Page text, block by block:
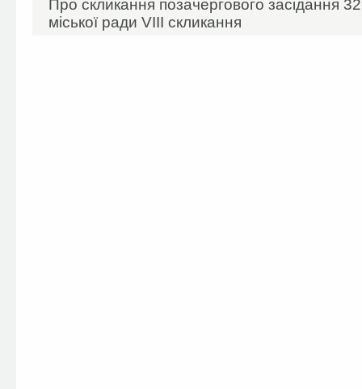
Про скликання позачергового засідання 32-
міської ради VIIІ скликання